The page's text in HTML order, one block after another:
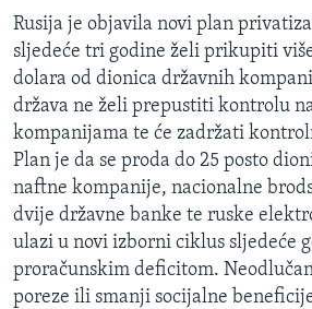
IZBJEGLIČKA STRANA
MAGAZIN
O GLASU AMERIKE
Learning English
PRATITE NAS
Rusija je objavila novi plan
sljedeće tri godine želi prikupiti
dolara od dionica državnih
država ne želi prepustiti kontrolu
kompanijama te će zadržati
Plan je da se proda do 25 posto
naftne kompanije, nacionalne
dvije državne banke te ruske
ulazi u novi izborni ciklus sljedeće
proračunskim deficitom.
poreze ili smanji socijalne